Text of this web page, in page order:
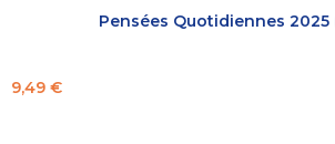
Pensées Quotidiennes 2025
Prix
9,49 €